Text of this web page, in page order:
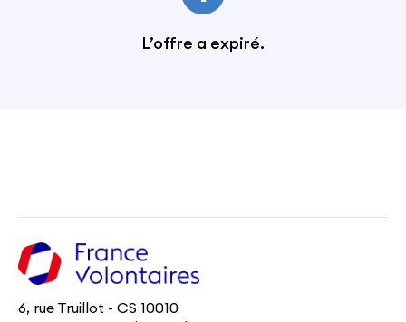
L’offre a expiré.
6, rue Truillot - CS 10010